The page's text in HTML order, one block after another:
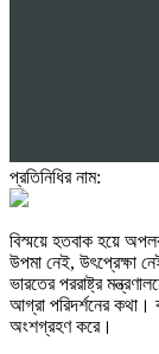
প্রতিনিধির নাম:
বিস্ময়ে হতবাক হয়ে
উপমা নেই, উৎপ্রেক্ষা
ভারতের পররাষ্ট্র
আগ্রা পরিদর্শনের কথা।
অংশগ্রহণ করে।